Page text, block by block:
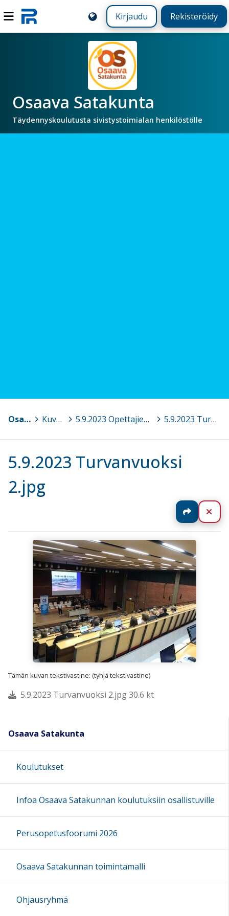
Kirjaudu Rekisteröidy
Osaava Satakunta
Täydennyskoulutusta sivistystoimialan henkilöstölle
Osaava Satakunta Kuvagalleria > 5.9.2023 Opettajien velvollisuudet ja mahdollisuudet toimia uhkaavissa tilanteissa, Kokemäki > 5.9.2023 Turvanvuoksi 2.jpg
5.9.2023 Turvanvuoksi
2.jpg
Jaa
Tämän kuvan tekstivastine: (tyhjä tekstivastine)
5.9.2023 Turvanvuoksi 2.jpg 30.6 kt
Osaava Satakunta
Koulutukset
Infoa Osaava Satakunnan koulutuksiin osallistuville
Perusopetusfoorumi 2026
Osaava Satakunnan toimintamalli
Ohjausryhmä